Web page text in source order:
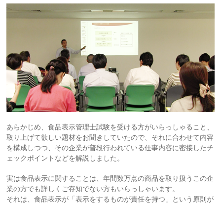
あらかじめ、食品表示管理士試験を受ける方がいらっしゃること、
取り上げて欲しい題材をお聞きしていたので、それに合わせて内容
を構成しつつ、その企業が普段行われている仕事内容に密接したチ
ェックポイントなどを解説しました。
実は食品表示に関することは、年間数万点の商品を取り扱うこの企
業の方でも詳しくご存知でない方もいらっしゃいます。
それは、食品表示が「表示をするものが責任を持つ」という原則が